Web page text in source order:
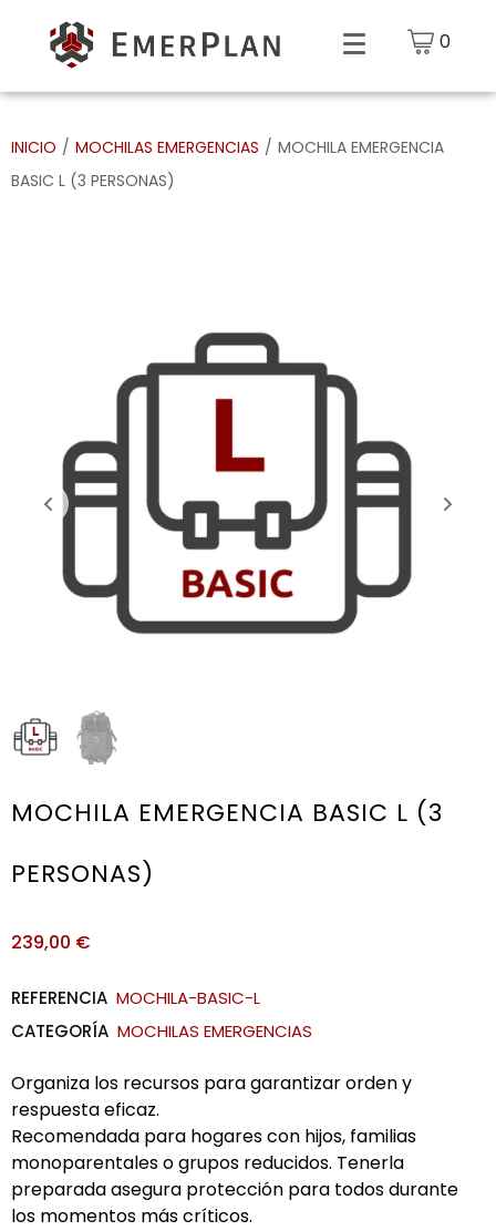
0
INICIO / MOCHILAS EMERGENCIAS / MOCHILA EMERGENCIA
BASIC L (3 PERSONAS)
MOCHILA EMERGENCIA BASIC L (3
PERSONAS)
239,00 €
REFERENCIA MOCHILA-BASIC-L
CATEGORÍA MOCHILAS EMERGENCIAS
Organiza los recursos para garantizar orden y
respuesta eficaz.
Recomendada para hogares con hijos, familias
monoparentales o grupos reducidos. Tenerla
preparada asegura protección para todos durante
los momentos más críticos.